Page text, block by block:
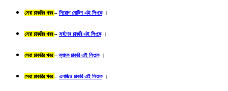
সেরা চাকরির খবর– নিয়োগ নোটিশ এই লিংকে।
সেরা চাকরির খবর– সর্বশেষ চাকরি এই লিংকে।
সেরা চাকরির খবর–ব্যাংক চাকরি এই লিংকে।
সেরা চাকরির খবর– এনজিও চাকরি এই লিংকে।